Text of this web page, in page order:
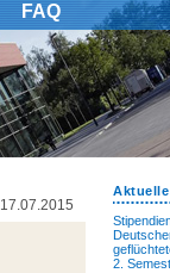
FAQ
17.07.2015
2.